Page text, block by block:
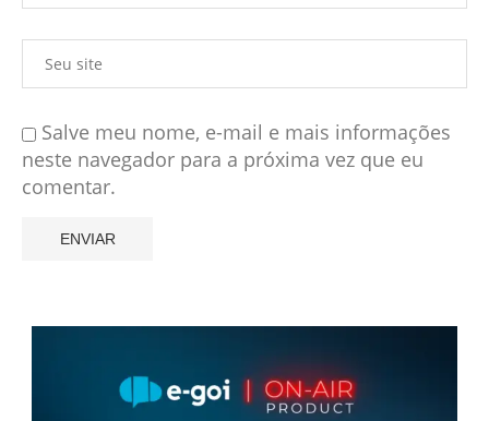
Salve meu nome, e-mail e mais informações
neste navegador para a próxima vez que eu
comentar.